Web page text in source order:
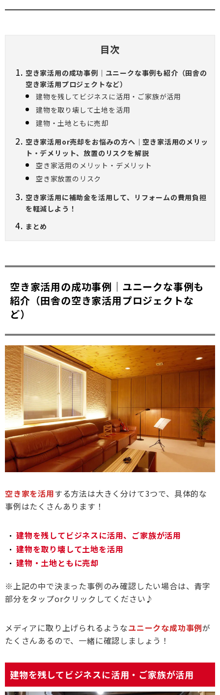
目次
空き家活用の成功事例｜ユニークな事例も紹介（田舎の
空き家活用プロジェクトなど）
建物を残してビジネスに活用・ご家族が活用
建物を取り壊して土地を活用
建物・土地ともに売却
空き家活用or売却をお悩みの方へ｜空き家活用のメリッ
ト・デメリット、放置のリスクを解説
空き家活用のメリット・デメリット
空き家放置のリスク
空き家活用に補助金を活用して、リフォームの費用負担
を軽減しよう！
まとめ
空き家活用の成功事例｜ユニークな事例も
紹介（田舎の空き家活用プロジェクトな
ど）
空き家を活用する方法は大きく分けて3つで、具体的な
事例はたくさんあります！
建物を残してビジネスに活用、ご家族が活用
建物を取り壊して土地を活用
建物・土地ともに売却
※上記の中で決まった事例のみ確認したい場合は、青字
部分をタップorクリックしてください♪
メディアに取り上げられるようなユニークな成功事例が
たくさんあるので、一緒に確認しましょう！
建物を残してビジネスに活用・ご家族が活用